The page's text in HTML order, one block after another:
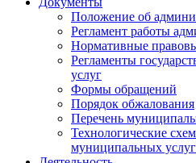
Положение об
Регламент работы
Нормативные
Регламенты
услуг
Формы обращений
Порядок обжалования
Перечень
Технологические
муниципальных услуг